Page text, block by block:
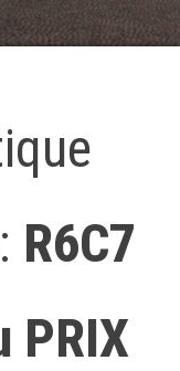
R6C7
PRIX